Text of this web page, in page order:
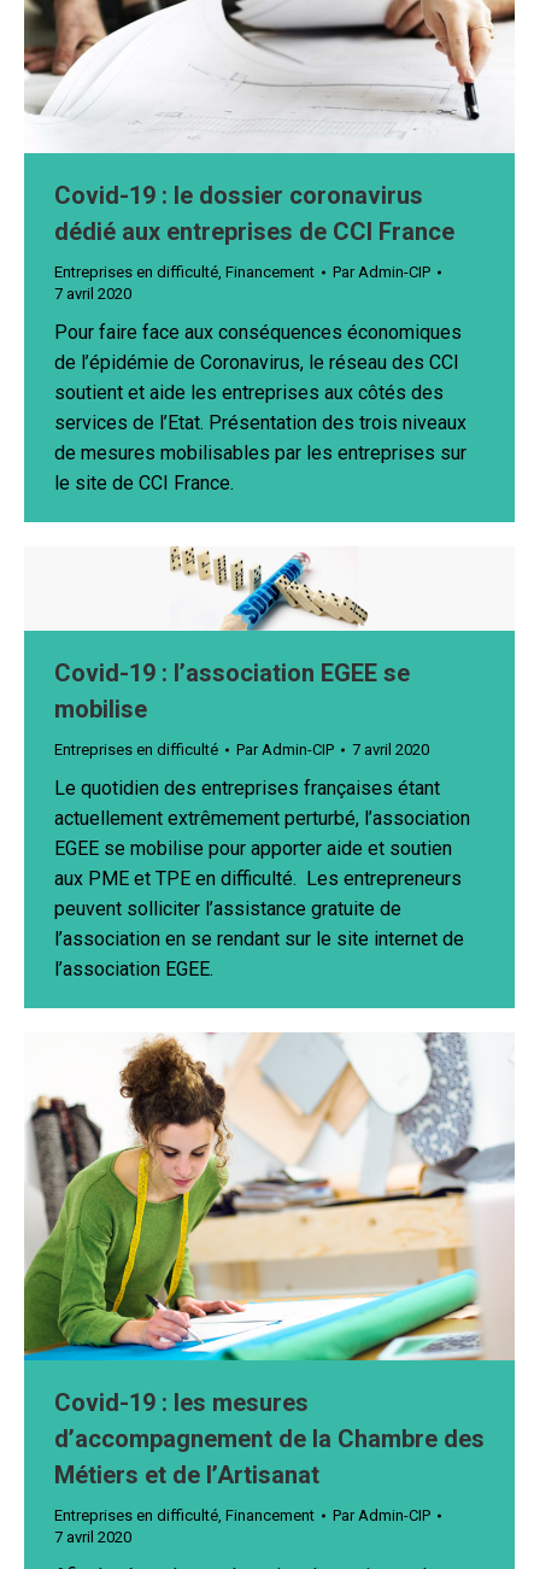
Covid-19 : le dossier coronavirus
dédié aux entreprises de CCI France
Entreprises en difficulté, Financement ParAdmin-CIP
7 avril 2020
Pour faire face aux conséquences économiques
de l’épidémie de Coronavirus, le réseau des CCI
soutient et aide les entreprises aux côtés des
services de l’Etat. Présentation des trois niveaux
de mesures mobilisables par les entreprises sur
le site de CCI France.
Covid-19 : l’association EGEE se
mobilise
Entreprises en difficulté ParAdmin-CIP 7 avril 2020
Le quotidien des entreprises françaises étant
actuellement extrêmement perturbé, l’association
EGEE se mobilise pour apporter aide et soutien
aux PME et TPE en difficulté. Les entrepreneurs
peuvent solliciter l’assistance gratuite de
l’association en se rendant sur le site internet de
l’association EGEE.
Covid-19 : les mesures
d’accompagnement de la Chambre des
Métiers et de l’Artisanat
Entreprises en difficulté Financement Par Admin-CIP
7 avril 2020